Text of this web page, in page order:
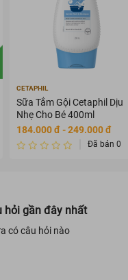
CETAPHIL
Sữa Tắm Gội Cetaphil Dịu
Nhẹ Cho Bé 400ml
184.000 đ - 249.000 đ
Đã bán 0
hỏi gần đây nhất
có câu hỏi nào